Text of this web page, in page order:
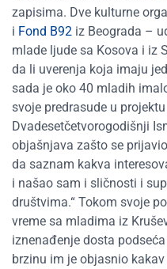
zapisima. Dve kulturne
i Fond B92 iz Beograda –
mlade ljude sa Kosova i iz
da li uverenja koja imaju
sada je oko 40 mladih
svoje predrasude u
Dvadesetčetvorogodišnji
objašnjava zašto se
da saznam kakva
i našao sam i sličnosti i
društvima.“ Tokom svoje
vreme sa mladima iz
iznenađenje dosta
brzinu im je objasnio